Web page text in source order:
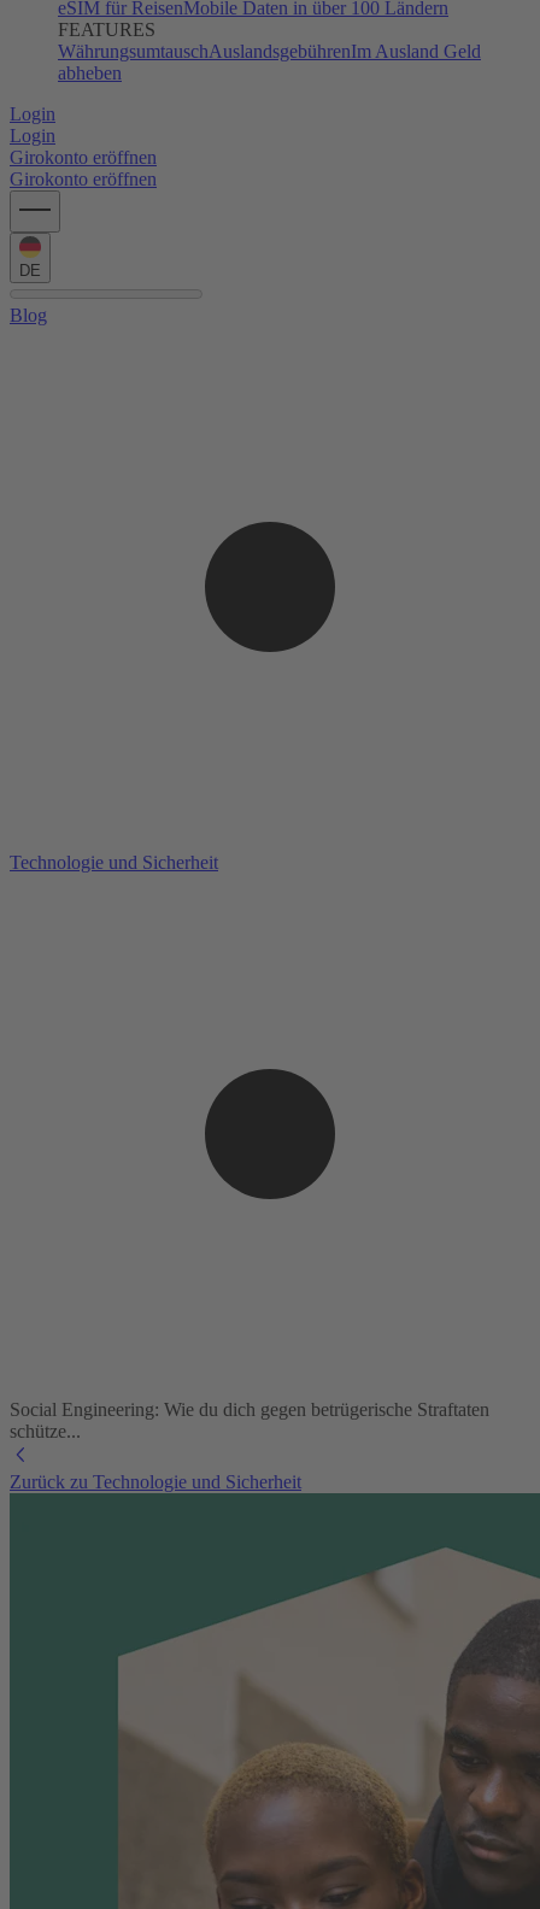
eSIM für ReisenMobile Daten in über 100 Ländern
FEATURES
WährungsumtauschAuslandsgebührenIm Ausland Geld
abheben
Login
Login
Girokonto eröffnen
Girokonto eröffnen
DE
Blog
Technologie und Sicherheit
Social Engineering: Wie du dich gegen betrügerische Straftaten
schütze...
Zurück zu Technologie und Sicherheit